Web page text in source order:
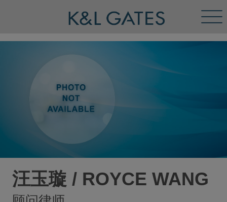
汪玉璇 / ROYCE WANG